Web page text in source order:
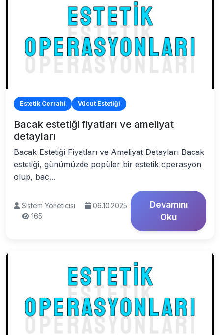
Estetik Cerrahi Vücut Estetiği
Bacak estetiği fiyatları ve ameliyat
detayları
Bacak Estetiği Fiyatları ve Ameliyat Detayları Bacak
estetiği, günümüzde popüler bir estetik operasyon
olup, bac...
Sistem Yöneticisi
06.10.2025
165
Devamını
Oku